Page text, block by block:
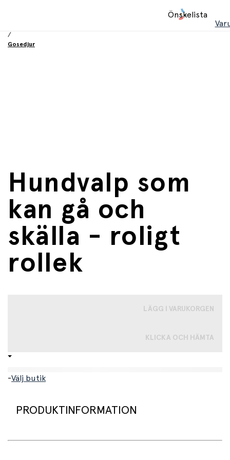
Önskelista
/
Gosedjur
Hundvalp som
kan gå och
skälla - roligt
rollek
LÄGG I VARUKORGEN
KLICKA OCH HÄMTA
-Välj butik
PRODUKTINFORMATION